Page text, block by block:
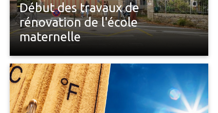
Début des travaux de
rénovation de l'école
maternelle